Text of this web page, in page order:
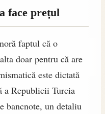
face prețul
faptul că o
doar pentru că are
este dictată
a Republicii Turcia
bancnote, un detaliu